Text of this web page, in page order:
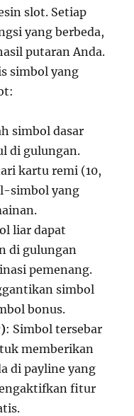
slot. Setiap
yang berbeda,
putaran Anda.
simbol yang
simbol dasar
di gulungan.
kartu remi (10,
simbol yang
liar dapat
di gulungan
pemenang.
simbol
bonus.
: Simbol tersebar
memberikan
di payline yang
fitur